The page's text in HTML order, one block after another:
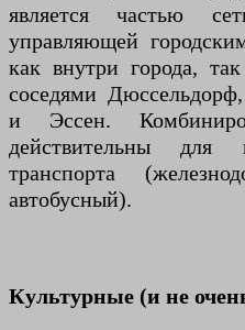
является частью
управляющей
как внутри города,
соседями
и Эссен.
действительны для
транспорта
автобусный).
Культурные (и не